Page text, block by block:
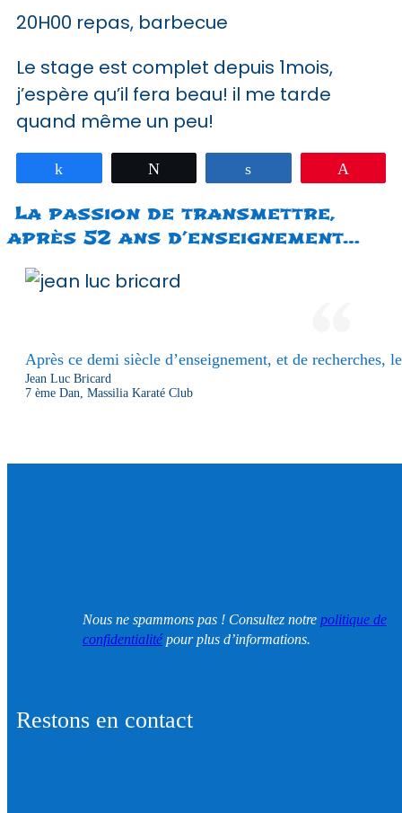
20H00 repas, barbecue
Le stage est complet depuis 1mois,
j’espère qu’il fera beau! il me tarde
quand même un peu!
La passion de transmettre,
après 52 ans d’enseignement…
Après ce demi siècle d’enseignement, et de recherches,
Jean Luc Bricard
7 ème Dan, Massilia Karaté Club
Nous ne spammons pas ! Consultez notre politique de
confidentialitépour plus d’informations.
Restons en contact